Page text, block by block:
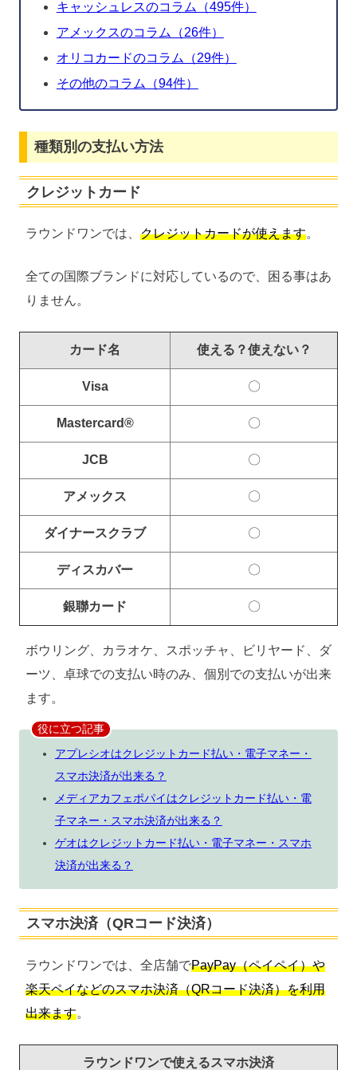
キャッシュレスのコラム（495件）
アメックスのコラム（26件）
オリコカードのコラム（29件）
その他のコラム（94件）
種類別の支払い方法
クレジットカード
ラウンドワンでは、 クレジットカードが使えます。
全ての国際ブランドに対応しているので、困る事はあ
りません。
カード名 使える？使えない？
Visa 〇
Mastercard® 〇
JCB 〇
アメックス 〇
ダイナースクラブ 〇
ディスカバー 〇
銀聯カード 〇
ボウリング、カラオケ、スポッチャ、ビリヤード、ダ
ーツ、卓球での支払い時のみ、個別での支払いが出来
ます。
役に立つ記事
アプレシオはクレジットカード払い・電子マネー・
スマホ決済が出来る？
メディアカフェポパイはクレジットカード払い・電
子マネー・スマホ決済が出来る？
ゲオはクレジットカード払い・電子マネー・スマホ
決済が出来る？
スマホ決済（QRコード決済）
ラウンドワンでは、全店舗でPayPay（ペイペイ）や
楽天ペイなどのスマホ決済（QRコード決済）を利用
出来ます。
ラウンドワンで使えるスマホ決済